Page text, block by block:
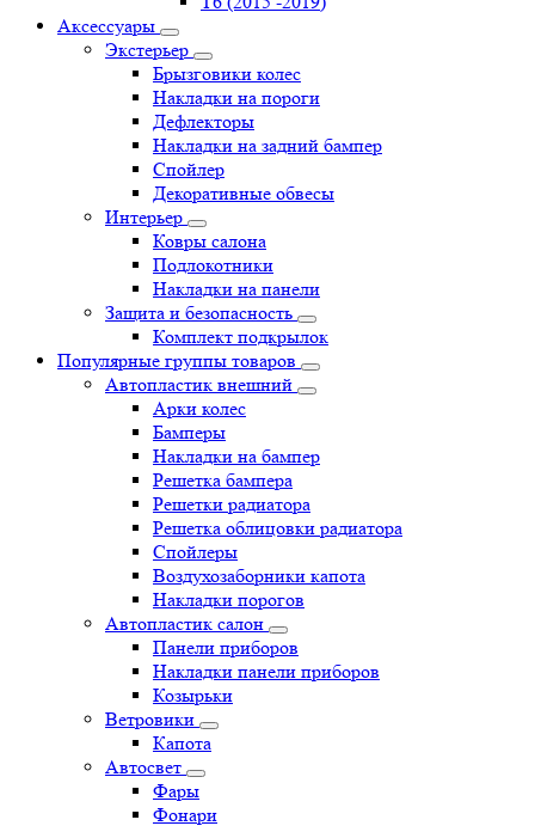
Аксессуары
Экстерьер
Брызговики колес
Накладки на пороги
Дефлекторы
Накладки на задний бампер
Спойлер
Декоративные обвесы
Интерьер
Ковры салона
Подлокотники
Накладки на панели
Защита и безопасность
Комплект подкрылок
Популярные группы товаров
Автопластик внешний
Арки колес
Бамперы
Накладки на бампер
Решетка бампера
Решетки радиатора
Решетка облицовки радиатора
Спойлеры
Воздухозаборники капота
Накладки порогов
Автопластик салон
Панели приборов
Накладки панели приборов
Козырьки
Ветровики
Капота
Автосвет
Фары
Фонари